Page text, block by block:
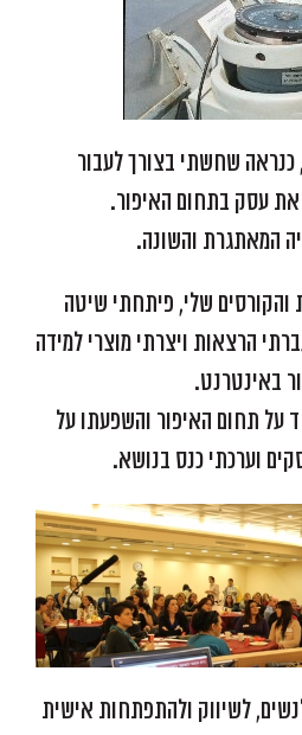
שחשתי בצורך לעבור
את עסק בתחום האיפור.
המאתגרת והשונה.
שלי, פיתחתי שיטה
הרצאות ויצרתי מוצרי למידה
באינטרנט.
על תחום האיפור והשפעתו על
וערכתי כנס בנושא.
לשיווק ולהתפתחות אישית